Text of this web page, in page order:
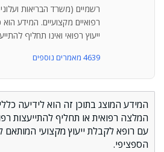
רשמיים (משרד הבריאות
רפואיים מקצועיים. המידע הוא
ייעוץ רפואי ואינו תחליף
4639 מאמרים נוספים
המידע המוצג בתוכן זה הוא לידיעה
המלצה רפואית או תחליף להתייעצות
עם רופא לקבלת ייעוץ מקצועי המותאם
הספציפי.